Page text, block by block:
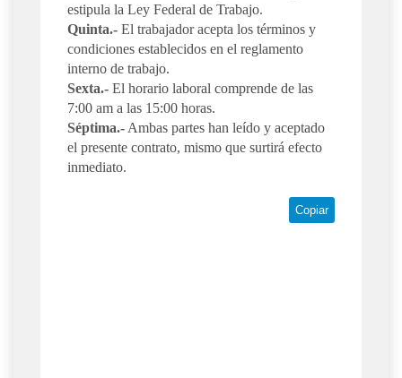
estipula la Ley Federal de Trabajo.
Quinta.- El trabajador acepta los términos y
condiciones establecidos en el reglamento
interno de trabajo.
Sexta.- El horario laboral comprende de las
7:00 am a las 15:00 horas.
Séptima.- Ambas partes han leído y aceptado
el presente contrato, mismo que surtirá efecto
inmediato.
Copiar